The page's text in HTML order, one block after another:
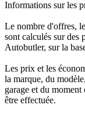
Informations sur les
Le nombre d'offres,
sont calculés sur des
Autobutler, sur la
Les prix et les
la marque, du
garage et du
être effectuée.